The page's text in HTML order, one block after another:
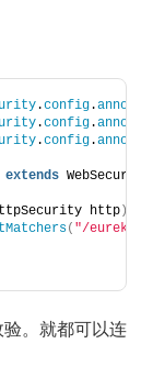
.config.
.config.
.config.
extends
http )
( "/eureka/
验。就都可以连